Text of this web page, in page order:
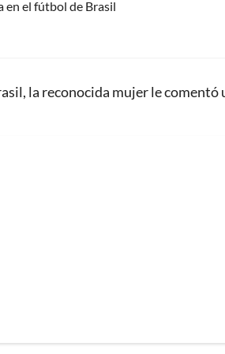
en el fútbol de Brasil
la reconocida mujer le comentó